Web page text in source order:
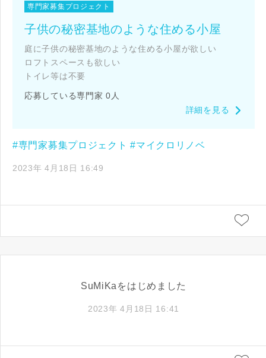
専門家募集プロジェクト
子供の秘密基地のような住める小屋
庭に子供の秘密基地のような住める小屋が欲しい
ロフトスペースも欲しい
トイレ等は不要
応募している専門家 0人
詳細を見る
#専門家募集プロジェクト #マイクロリノベ
2023年 4月18日 16:49
SuMiKaをはじめました
2023年 4月18日 16:41